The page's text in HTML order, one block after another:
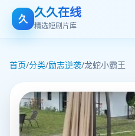
久 久久在线
精选短剧片库
首页/分类/励志逆袭/龙蛇小霸王